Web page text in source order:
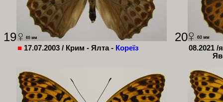
19
■ 17.07.2003 / Крим - Ялта - Кореїз
20
08.2021 /